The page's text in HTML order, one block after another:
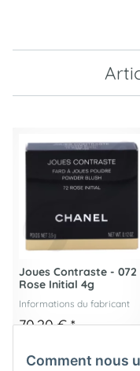
Joues Contraste - 072
Rose Initial 4g
Informations du fabricant
70,20 €*
Comment nous